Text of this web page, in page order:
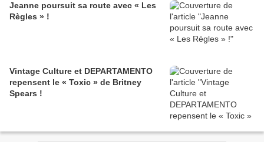
Jeanne poursuit sa route avec « Les
Règles » !
Vintage Culture et DEPARTAMENTO
repensent le « Toxic » de Britney
Spears !